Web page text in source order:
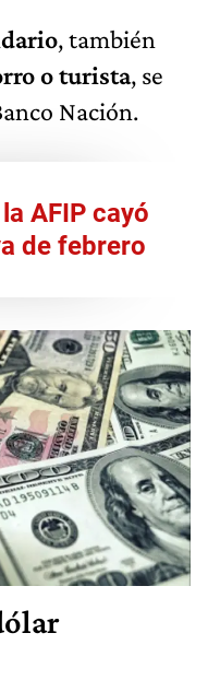
, también
o turista, se
Nación.
AFIP cayó
de febrero